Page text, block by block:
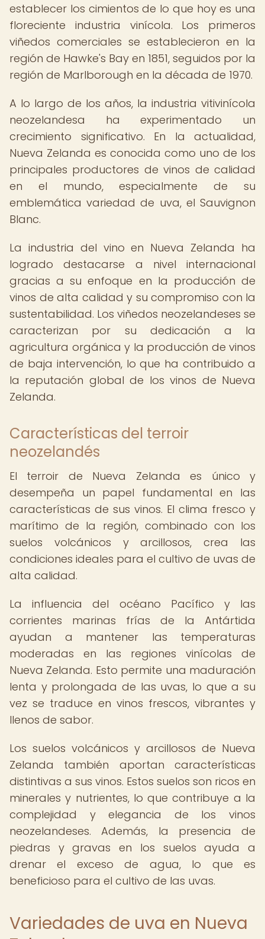
establecer los cimientos de lo que hoy es una
floreciente industria vinícola. Los primeros
viñedos comerciales se establecieron en la
región de Hawke's Bay en 1851, seguidos por la
región de Marlborough en la década de 1970.
A lo largo de los años, la industria vitivinícola
neozelandesa ha experimentado un
crecimiento significativo. En la actualidad,
Nueva Zelanda es conocida como uno de los
principales productores de vinos de calidad
en el mundo, especialmente de su
emblemática variedad de uva, el Sauvignon
Blanc.
La industria del vino en Nueva Zelanda ha
logrado destacarse a nivel internacional
gracias a su enfoque en la producción de
vinos de alta calidad y su compromiso con la
sustentabilidad. Los viñedos neozelandeses se
caracterizan por su dedicación a la
agricultura orgánica y la producción de vinos
de baja intervención, lo que ha contribuido a
la reputación global de los vinos de Nueva
Zelanda.
Características del terroir
neozelandés
El terroir de Nueva Zelanda es único y
desempeña un papel fundamental en las
características de sus vinos. El clima fresco y
marítimo de la región, combinado con los
suelos volcánicos y arcillosos, crea las
condiciones ideales para el cultivo de uvas de
alta calidad.
La influencia del océano Pacífico y las
corrientes marinas frías de la Antártida
ayudan a mantener las temperaturas
moderadas en las regiones vinícolas de
Nueva Zelanda. Esto permite una maduración
lenta y prolongada de las uvas, lo que a su
vez se traduce en vinos frescos, vibrantes y
llenos de sabor.
Los suelos volcánicos y arcillosos de Nueva
Zelanda también aportan características
distintivas a sus vinos. Estos suelos son ricos en
minerales y nutrientes, lo que contribuye a la
complejidad y elegancia de los vinos
neozelandeses. Además, la presencia de
piedras y gravas en los suelos ayuda a
drenar el exceso de agua, lo que es
beneficioso para el cultivo de las uvas.
Variedades de uva en Nueva